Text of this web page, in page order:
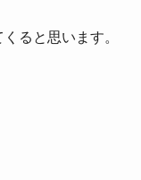
ると思います。